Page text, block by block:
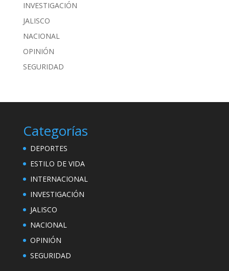
INVESTIGACIÓN
JALISCO
NACIONAL
OPINIÓN
SEGURIDAD
Categorías
DEPORTES
ESTILO DE VIDA
INTERNACIONAL
INVESTIGACIÓN
JALISCO
NACIONAL
OPINIÓN
SEGURIDAD